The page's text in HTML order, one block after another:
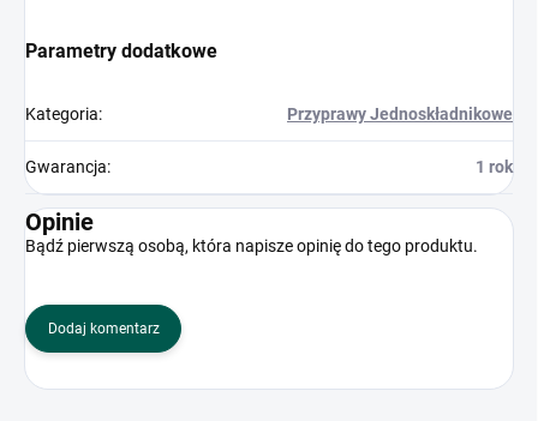
Parametry dodatkowe
Kategoria: Przyprawy Jednoskładnikowe
Gwarancja: 1 rok
Opinie
Bądź pierwszą osobą, która napisze opinię do tego produktu.
Dodaj komentarz